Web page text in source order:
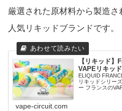
厳選された原材料から製造
人気リキッドブランドです。
【リキッド
VAPEリキッ
ELIQUID
リキッドシリー
ー フランスの
vape-circuit.com